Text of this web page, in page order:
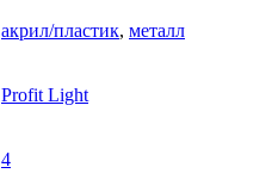
акрил/пластик, металл
Profit Light
4